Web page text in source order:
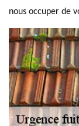
nous occuper de